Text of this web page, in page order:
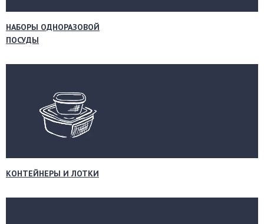
НАБОРЫ ОДНОРАЗОВОЙ
ПОСУДЫ
КОНТЕЙНЕРЫ И ЛОТКИ